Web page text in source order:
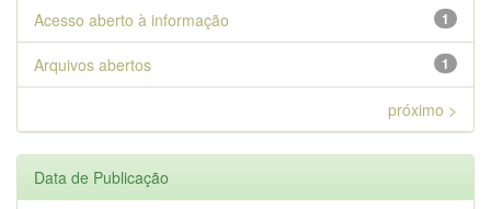
1
Acesso aberto à informação
1
Arquivos abertos
próximo >
Data de Publicação